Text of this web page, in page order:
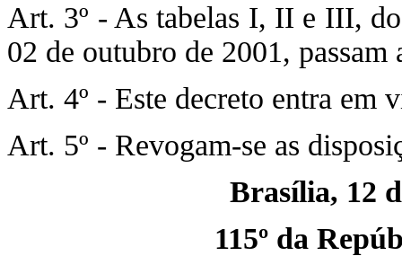
Art. 3º - As tabelas I, II e III,
02 de outubro de 2001, passam
Art. 4º - Este decreto entra em
Art. 5º - Revogam-se as
Brasília, 12
115º da